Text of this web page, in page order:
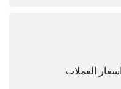
العملات